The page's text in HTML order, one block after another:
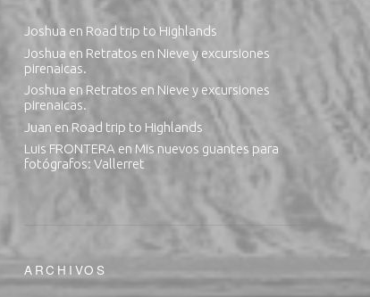
Joshua en Road trip to Highlands
Joshua en Retratos en Nieve y excursiones
pirenaicas.
Joshua en Retratos en Nieve y excursiones
pirenaicas.
Juan en Road trip to Highlands
Luis FRONTERA en Mis nuevos guantes para
fotógrafos: Vallerret
ARCHIVOS